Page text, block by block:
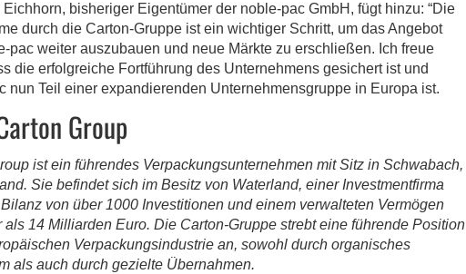
Eichhorn, bisheriger Eigentümer der noble-pac GmbH, fügt hinzu: “Die
durch die Carton-Gruppe ist ein wichtiger Schritt, um das Angebot
pac weiter auszubauen und neue Märkte zu erschließen. Ich freue
die erfolgreiche Fortführung des Unternehmens gesichert ist und
nun Teil einer expandierenden Unternehmensgruppe in Europa ist.
Group
oup ist ein führendes Verpackungsunternehmen mit Sitz in Schwabach,
Sie befindet sich im Besitz von Waterland, einer Investmentfirma
von über 1000 Investitionen und einem verwalteten Vermögen
als 14 Milliarden Euro. Die Carton-Gruppe strebt eine führende Position
Verpackungsindustrie an, sowohl durch organisches
als auch durch gezielte Übernahmen.